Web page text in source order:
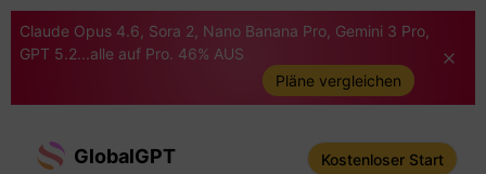
Claude Opus 4.6, Sora 2, Nano Banana Pro, Gemini 3 Pro,
GPT 5.2...alle auf Pro. 46% AUS
Pläne vergleichen
GlobalGPT Kostenloser Start